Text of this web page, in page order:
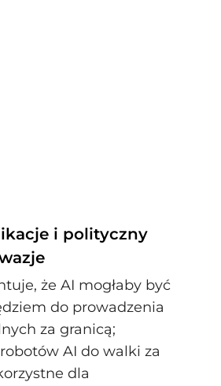
i polityczny
że AI mogłaby być
do prowadzenia
za granicą;
AI do walki za
dla